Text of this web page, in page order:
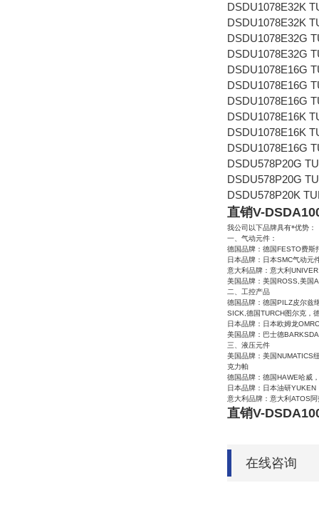
DSDU1078E32K
DSDU1078E32K
DSDU1078E32G
DSDU1078E32G
DSDU1078E16G
DSDU1078E16G
DSDU1078E16G
DSDU1078E16K
DSDU1078E16K
DSDU1078E16G
DSDU578P20G
DSDU578P20G
DSDU578P20K
直销V-
我公司以下品牌具有*优势：
一、气动元件：
德国品牌：德国FESTO费斯
日本品牌：日本SMC气动元
意大利品牌：意大利
美国品牌：美国ROSS, 美国
二、工控产品
德国品牌：德国PILZ皮尔兹
SICK, 德国TURCH图尔克，
日本品牌：日本欧姆龙
美国品牌：巴士德
三、液压元件
美国品牌：美国NUMATICS
克力帕
德国品牌：德国HAWE哈威
日本品牌：日本油研YUKEN
意大利品牌：意大利ATOS阿
直销V-
在线咨询